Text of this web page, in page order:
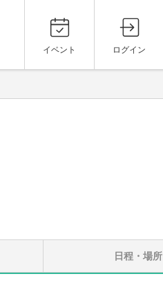
イベント ログイン
日程・場所